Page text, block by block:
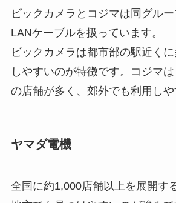
ビックカメラとコジマは同グル
LANケーブルを扱っています。
ビックカメラは都市部の駅近く
しやすいのが特徴です。コジマ
の店舗が多く、郊外でも利用しや
ヤマダ電機
全国に約1,000店舗以上を展開す